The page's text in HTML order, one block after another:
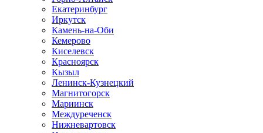
Екатеринбург
Иркутск
Камень-на-Оби
Кемерово
Киселевск
Красноярск
Кызыл
Ленинск-Кузнецкий
Магнитогорск
Мариинск
Междуреченск
Нижневартовск